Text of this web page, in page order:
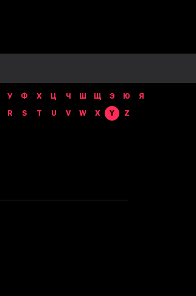
У Ф Х Ц Ч Ш Щ Э Ю
Я
R S T U V W X Y Z